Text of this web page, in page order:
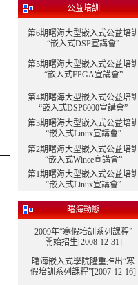
公益培訓
第6期曙海大型嵌入式公益培訓
“嵌入式DSP宣講會”
第5期曙海大型嵌入式公益培訓
“嵌入式FPGA宣講會”
第4期曙海大型嵌入式公益培訓
“嵌入式DSP6000宣講會”
第3期曙海大型嵌入式公益培訓
“嵌入式Linux宣講會”
第2期曙海大型嵌入式公益培訓
“嵌入式Wince宣講會”
第1期曙海大型嵌入式公益培訓
“嵌入式Linux宣講會”
曙海動態
2009年“寒假培訓系列課程”
開始招生[2008-12-31]
曙海嵌入式學院隆重推出“寒
假培訓系列課程”[2007-12-16]